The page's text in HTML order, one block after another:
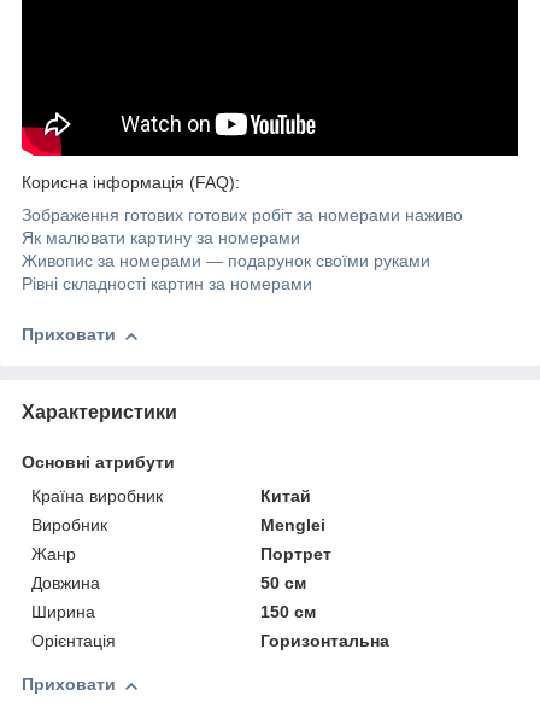
Корисна інформація (FAQ):
Зображення готових готових робіт за номерами наживо
Як малювати картину за номерами
Живопис за номерами — подарунок своїми руками
Рівні складності картин за номерами
Приховати
Характеристики
Основні атрибути
Країна виробник
Китай
Виробник
Menglei
Жанр
Портрет
Довжина
50 см
Ширина
150 см
Орієнтація
Горизонтальна
Приховати